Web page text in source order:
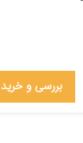
بررسی و خرید